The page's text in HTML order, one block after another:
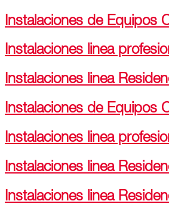
Instalaciones de Equipos
Instalaciones linea
Instalaciones linea
Instalaciones de Equipos
Instalaciones linea
Instalaciones linea
Instalaciones linea